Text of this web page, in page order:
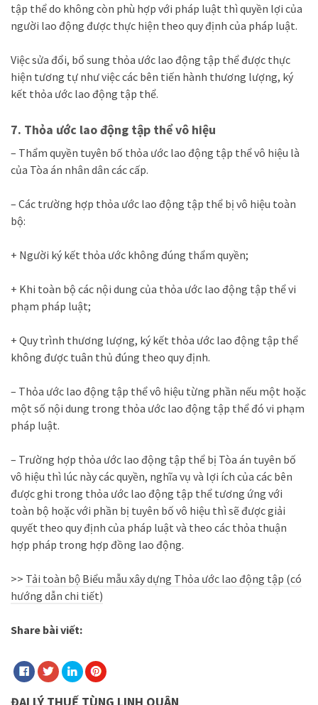
tập thể do không còn phù hợp với pháp luật thì quyền lợi của
người lao động được thực hiện theo quy định của pháp luật.
Việc sửa đổi, bổ sung thỏa ước lao động tập thể được thực
hiện tương tự như việc các bên tiến hành thương lượng, ký
kết thỏa ước lao động tập thể.
7. Thỏa ước lao động tập thể vô hiệu
– Thẩm quyền tuyên bố thỏa ước lao động tập thể vô hiệu là
của Tòa án nhân dân các cấp.
– Các trường hợp thỏa ước lao động tập thể bị vô hiệu toàn
bộ:
+ Người ký kết thỏa ước không đúng thẩm quyền;
+ Khi toàn bộ các nội dung của thỏa ước lao động tập thể vi
phạm pháp luật;
+ Quy trình thương lượng, ký kết thỏa ước lao động tập thể
không được tuân thủ đúng theo quy định.
– Thỏa ước lao động tập thể vô hiệu từng phần nếu một hoặc
một số nội dung trong thỏa ước lao động tập thể đó vi phạm
pháp luật.
– Trường hợp thỏa ước lao động tập thể bị Tòa án tuyên bố
vô hiệu thì lúc này các quyền, nghĩa vụ và lợi ích của các bên
được ghi trong thỏa ước lao động tập thể tương ứng với
toàn bộ hoặc với phần bị tuyên bố vô hiệu thì sẽ được giải
quyết theo quy định của pháp luật và theo các thỏa thuận
hợp pháp trong hợp đồng lao động.
>> Tải toàn bộ Biểu mẫu xây dựng Thỏa ước lao động tập (có
hướng dẫn chi tiết)
Share bài viết: